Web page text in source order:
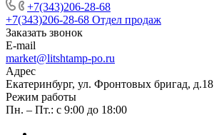
+7(343)206-28-68
+7(343)206-28-68 Отдел продаж
Заказать звонок
E-mail
market@litshtamp-po.ru
Адрес
Екатеринбург, ул. Фронтовых бригад, д.18
Режим работы
Пн. – Пт.: с 9:00 до 18:00